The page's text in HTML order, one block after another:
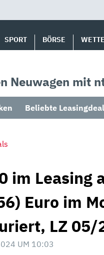
SPORT BÖRSE
Neuwagen mit
Beliebte
im Leasing
Euro im
LZ 05/
UM 10:03